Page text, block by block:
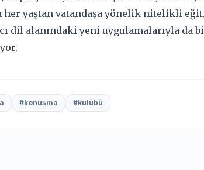
her yaştan vatandaşa yönelik nitelikli
dil alanındaki yeni uygulamalarıyla da
#konuşma #kulübü